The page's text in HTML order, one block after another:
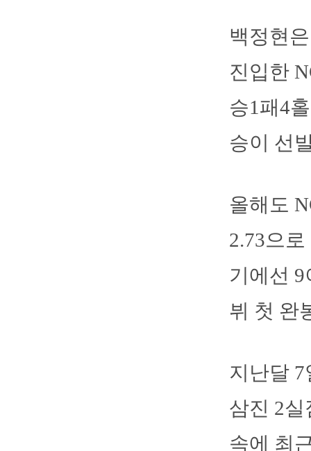
백정현
진입한
승1패4
승이 선
올해도
2.73으
기에선
뷔 첫 완
지난달
삼진 2
속에 최